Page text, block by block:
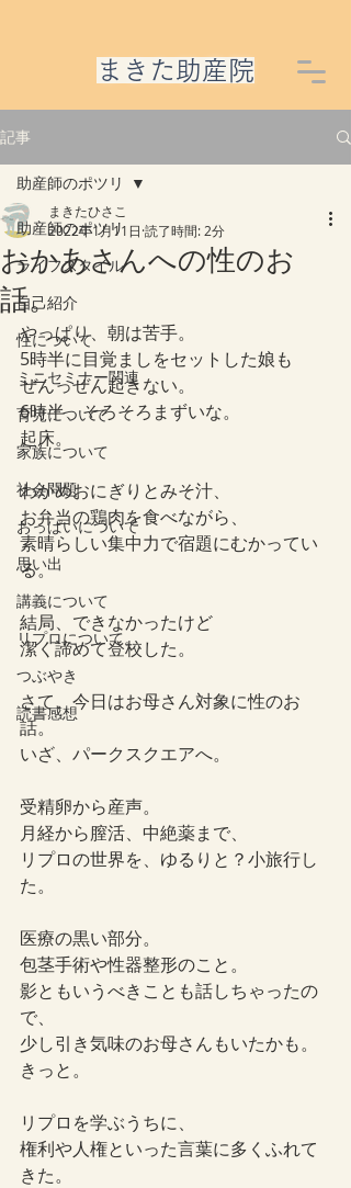
​まきた助産院
記事
助産師のポツリ
ライフスタイル
自己紹介
性について
ミニセミナー関連
育児について
家族について
社会問題
おっぱいについて
思い出
講義について
リプロについて。
つぶやき
読書感想
助産師のポツリ
おかあさんへの性のお
話。
まきたひさこ
2022年1月11日 読了時間: 2分
やっぱり、朝は苦手。
5時半に目覚ましをセットした娘も
ぜんっぜん起きない。
6時半、そろそろまずいな。
起床。
わかめおにぎりとみそ汁、
お弁当の鶏肉を食べながら、
素晴らしい集中力で宿題にむかってい
る。
結局、できなかったけど
潔く諦めて登校した。
さて、今日はお母さん対象に性のお
話。
いざ、パークスクエアへ。
受精卵から産声。
月経から膣活、中絶薬まで、
リプロの世界を、ゆるりと？小旅行し
た。
医療の黒い部分。
包茎手術や性器整形のこと。
影ともいうべきことも話しちゃったの
で、
少し引き気味のお母さんもいたかも。
きっと。
リプロを学ぶうちに、
権利や人権といった言葉に多くふれて
きた。